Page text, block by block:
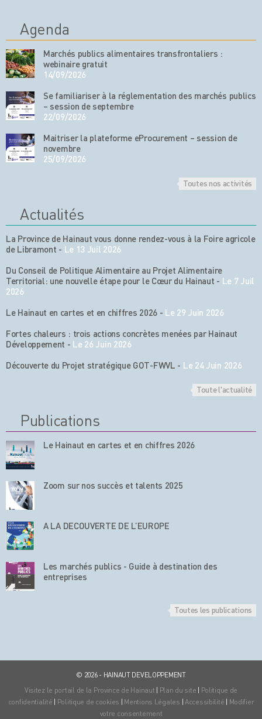
Agenda
Marchés publics alimentaires transfrontaliers :
webinaire gratuit
14/09/2026
Se familiariser à la réglementation des marchés publics
– session de septembre
22/09/2026
Maitriser la plateforme eProcurement – session de
novembre
25/09/2026
Toutes nos activités
Actualités
La Province de Hainaut vous donne rendez-vous à la Foire agricole
de Libramont - Le 13 Juil 2026
Du Conseil de Politique Alimentaire au Projet Alimentaire
Territorial: une nouvelle étape pour le Cœur du Hainaut - Le 7 Juil
2026
Le Hainaut en cartes et en chiffres 2026 - Le 29 Juin 2026
Fortes chaleurs : trois actions concrètes menées par Hainaut
Développement - Le 26 Juin 2026
Découverte du Projet stratégique GOT-FWVL - Le 24 Juin 2026
Toute l'actualité
Publications
Le Hainaut en cartes et en chiffres 2026
Zoom sur nos succès et talents 2025
A LA DECOUVERTE DE L’EUROPE
Les marchés publics - Guide à destination des
entreprises
Toutes les publications
© 2026 - HAINAUT DEVELOPPEMENT
Visitez le portail de la Province de Hainaut | Plan du site | Politique de
confidentialité | Politique de cookies | Mentions Légales | Accessibilité | Modifier
votre consentement